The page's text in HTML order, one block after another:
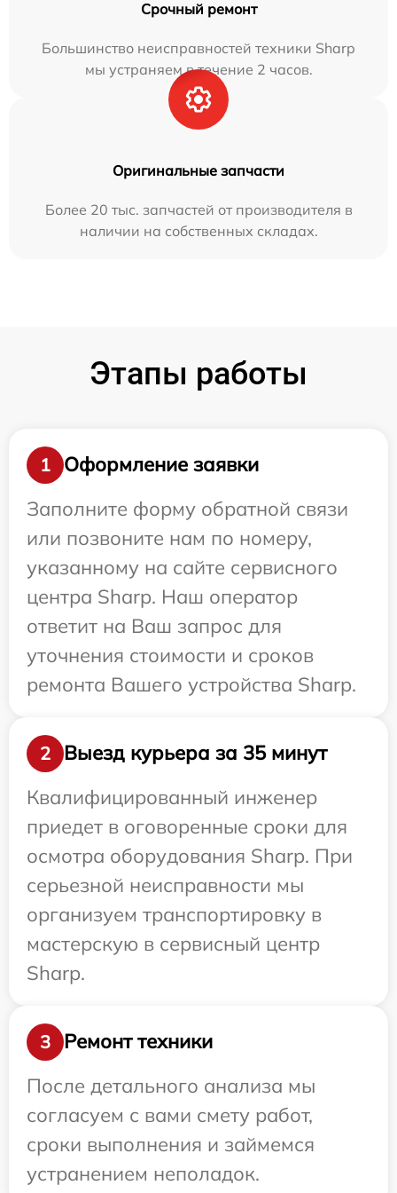
Срочный ремонт
Большинство неисправностей техники Sharp
мы устраняем в течение 2 часов.
Оригинальные запчасти
Более 20 тыс. запчастей от производителя в
наличии на собственных складах.
Этапы работы
1
Оформление заявки
Заполните форму обратной связи
или позвоните нам по номеру,
указанному на сайте сервисного
центра Sharp. Наш оператор
ответит на Ваш запрос для
уточнения стоимости и сроков
ремонта Вашего устройства Sharp.
2
Выезд курьера за 35 минут
Квалифицированный инженер
приедет в оговоренные сроки для
осмотра оборудования Sharp. При
серьезной неисправности мы
организуем транспортировку в
мастерскую в сервисный центр
Sharp.
3
Ремонт техники
После детального анализа мы
согласуем с вами смету работ,
сроки выполнения и займемся
устранением неполадок.